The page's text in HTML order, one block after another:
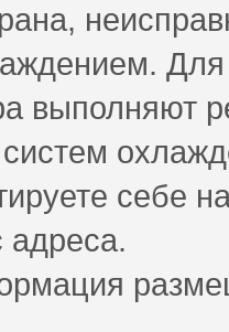
Для
выполняют
себе
адреса.